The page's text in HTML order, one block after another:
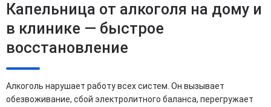
Капельница от алкоголя на дому и
в клинике — быстрое
восстановление
Алкоголь нарушает работу всех систем. Он вызывает
обезвоживание, сбой электролитного баланса, перегружает